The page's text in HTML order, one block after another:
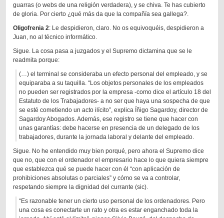
guarras (o webs de una religión verdadera), y se chiva. Te has cubierto
de gloria. Por cierto ¿qué más da que la compañía sea gallega?.
Oligofrenia 2: Le despidieron, claro. No os equivoquéis, despidieron a
Juan, no al técnico informático.
Sigue. La cosa pasa a juzgados y el Supremo dictamina que se le
readmita porque:
(…) el terminal se consideraba un efecto personal del empleado, y se
equiparaba a su taquilla. “Los objetos personales de los empleados
no pueden ser registrados por la empresa -como dice el artículo 18 del
Estatuto de los Trabajadores- a no ser que haya una sospecha de que
se esté cometiendo un acto ilícito”, explica Íñigo Sagardoy, director de
Sagardoy Abogados. Además, ese registro se tiene que hacer con
unas garantías: debe hacerse en presencia de un delegado de los
trabajadores, durante la jornada laboral y delante del empleado.
Sigue. No he entendido muy bien porqué, pero ahora el Supremo dice
que no, que con el ordenador el empresario hace lo que quiera siempre
que establezca qué se puede hacer con él “con aplicación de
prohibiciones absolutas o parciales” y cómo se va a controlar,
respetando siempre la dignidad del currante (sic).
“Es razonable tener un cierto uso personal de los ordenadores. Pero
una cosa es conectarte un rato y otra es estar enganchado toda la